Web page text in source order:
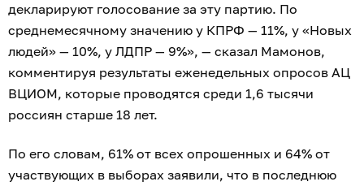
декларируют голосование за эту партию. По
среднемесячному значению у КПРФ — 11%, у «Новых
людей» — 10%, у ЛДПР — 9%», — сказал Мамонов,
комментируя результаты еженедельных опросов АЦ
ВЦИОМ, которые проводятся среди 1,6 тысячи
россиян старше 18 лет.
По его словам, 61% от всех опрошенных и 64% от
участвующих в выборах заявили, что в последнюю